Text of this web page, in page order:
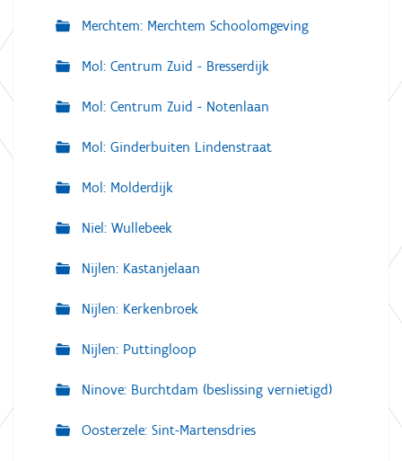
Merchtem: Merchtem Schoolomgeving
Mol: Centrum Zuid - Bresserdijk
Mol: Centrum Zuid - Notenlaan
Mol: Ginderbuiten Lindenstraat
Mol: Molderdijk
Niel: Wullebeek
Nijlen: Kastanjelaan
Nijlen: Kerkenbroek
Nijlen: Puttingloop
Ninove: Burchtdam (beslissing vernietigd)
Oosterzele: Sint-Martensdries